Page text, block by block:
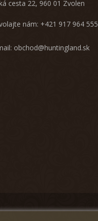
cesta 22, 960 01 Zvolen
nám: +421 917 964 555
obchod@huntingland.sk